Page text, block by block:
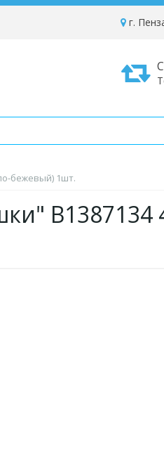
г.
бежевый) 1шт.
B1387134